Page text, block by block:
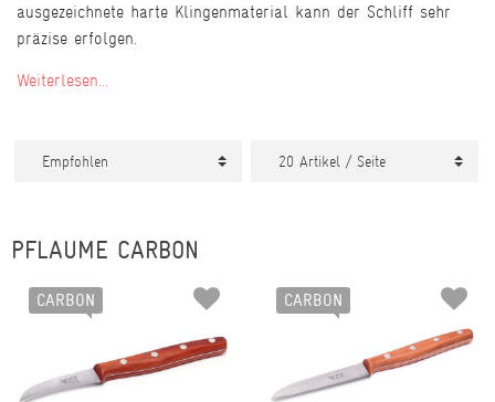
ausgezeichnete harte Klingenmaterial kann der Schliff sehr
präzise erfolgen.
Weiterlesen...
PFLAUME CARBON
CARBON CARBON